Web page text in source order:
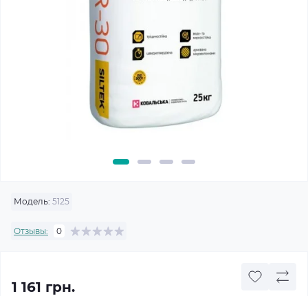
Модель: 5125
Отзывы: 0
1 161 грн.